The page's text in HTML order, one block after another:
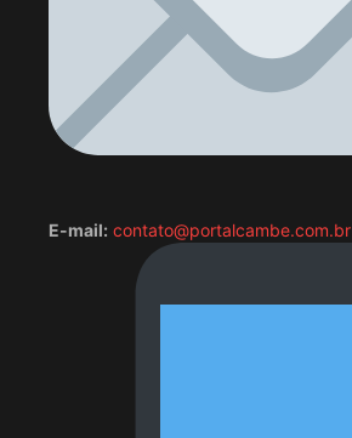
E-mail: contato@portalcambe.com.br